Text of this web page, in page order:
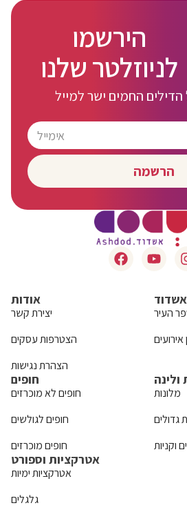
הירשמו
לניוזלטר שלנו
הרשמה
אודות
יצירת קשר
הצטרפות עסקים
הצהרת נגישות
העיר
אירועים
חופים
חופים לא מוכרזים
חופים לגולשים
חופים מוכרזים
ולינה
מלונות
גדולים
וקניות
אטרקציות וספורט
אטרקציות ימיות
גלגלים